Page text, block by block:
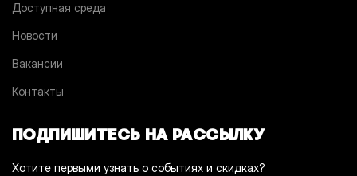
Доступная среда
Новости
Вакансии
Контакты
ПОДПИШИТЕСЬ НА РАССЫЛКУ
Хотите первыми узнать о событиях и скидках?